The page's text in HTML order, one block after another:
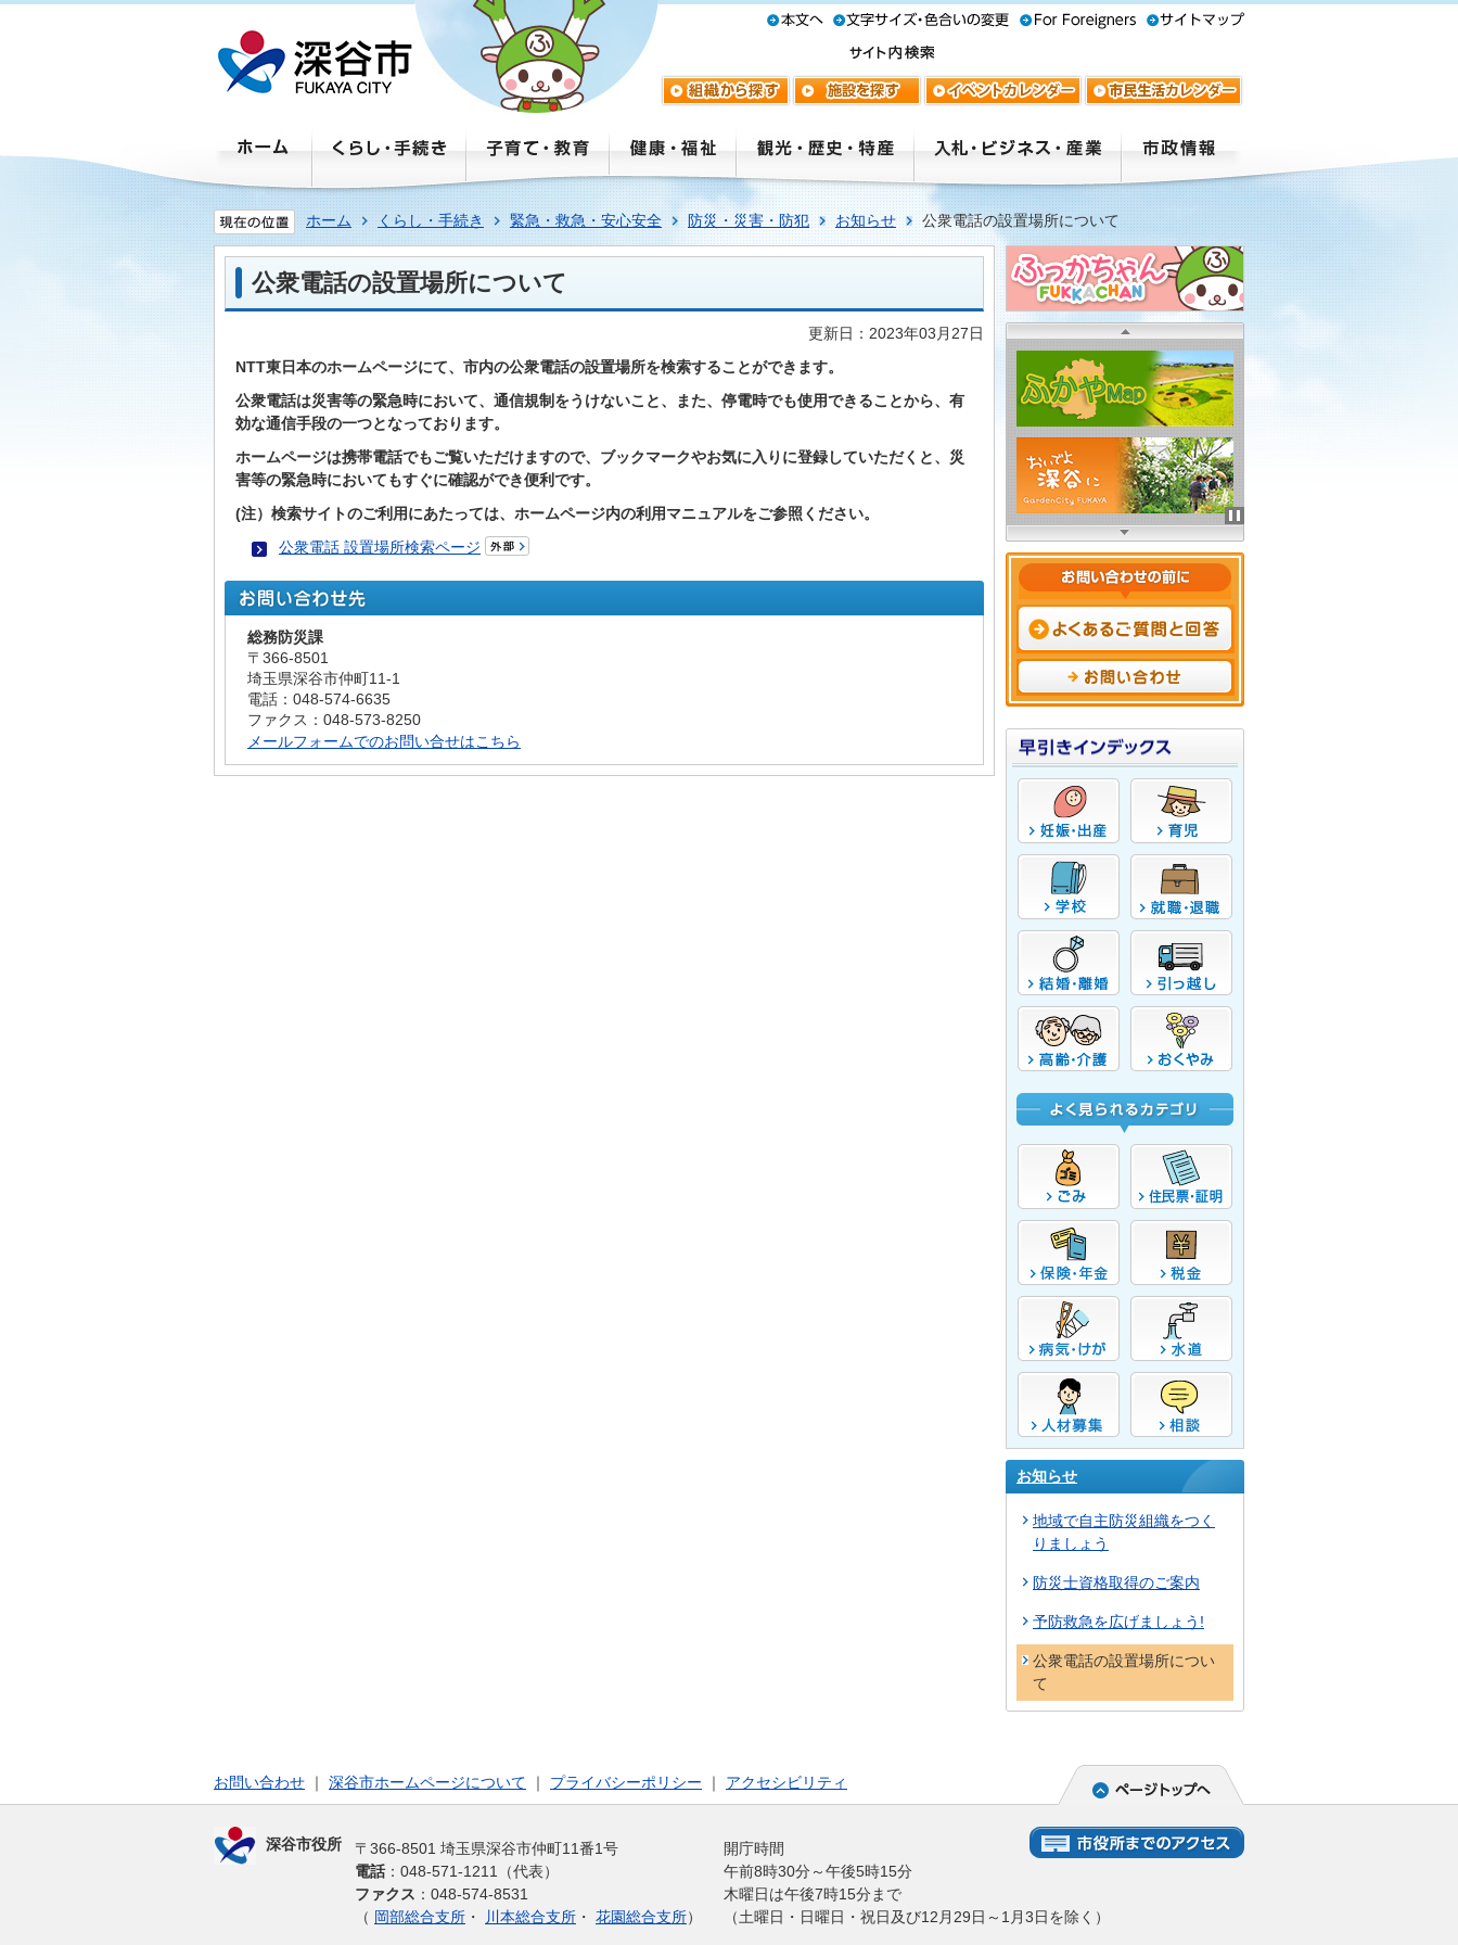
ホーム くらし・手続き 緊急・救急・安心安全 防災・災害・防犯 お知らせ 公衆電話の設置場所について
公衆電話の設置場所について
更新日：2023年03月27日
NTT東日本のホームページにて、市内の公衆電話の設置場所を検索することができます。
公衆電話は災害等の緊急時において、通信規制をうけないこと、また、停電時でも使用できることから、有
効な通信手段の一つとなっております。
ホームページは携帯電話でもご覧いただけますので、ブックマークやお気に入りに登録していただくと、災
害等の緊急時においてもすぐに確認ができ便利です。
(注）検索サイトのご利用にあたっては、ホームページ内の利用マニュアルをご参照ください。
公衆電話 設置場所検索ページ
総務防災課
〒366-8501
埼玉県深谷市仲町11-1
電話：048-574-6635
ファクス：048-573-8250
メールフォームでのお問い合せはこちら
お知らせ
地域で自主防災組織をつく
りましょう
防災士資格取得のご案内
予防救急を広げましょう!
公衆電話の設置場所につい
て
お問い合わせ ｜ 深谷市ホームページについて ｜ プライバシーポリシー ｜ アクセシビリティ
深谷市役所
〒366-8501 埼玉県深谷市仲町11番1号
電話：048-571-1211（代表）
ファクス ：048-574-8531
（ 岡部総合支所 ・ 川本総合支所 ・ 花園総合支所）
開庁時間
午前8時30分～午後5時15分
木曜日は午後7時15分まで
（土曜日・日曜日・祝日及び12月29日～1月3日を除く）